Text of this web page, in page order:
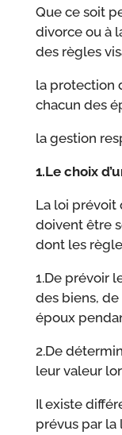
Que ce soit
divorce ou à
des règles
la protection
chacun des
la gestion
1.Le choix
La loi prévoit
doivent être
dont les
1.De prévoir
des biens, de
époux
2.De
leur valeur
Il existe
prévus par la